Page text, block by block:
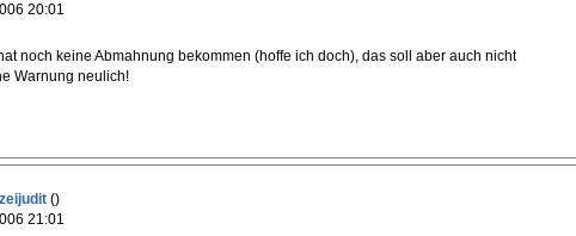
20:01
noch keine Abmahnung bekommen (hoffe ich doch), das soll aber auch nicht
Warnung neulich!
()
21:01